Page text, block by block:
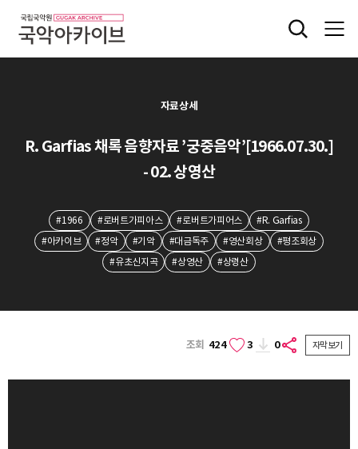
자료상세
R. Garfias 채록 음향자료 ’궁중음악’[1966.07.30.]
- 02. 상영산
#1966 #로버트가피아스 #로버트가피어스
#R. Garfias
#아카이브
#정악 #기악 #대금독주 #영산회상
#평조회상
#유초신지곡
#상영산 #상령산
조회 424 3 0 자막보기